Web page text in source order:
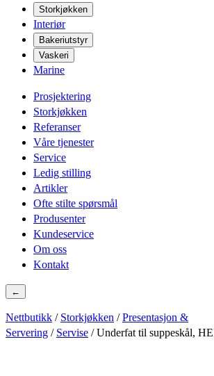
Storkjøkken
Interiør
Bakeriutstyr
Vaskeri
Marine
Prosjektering
Storkjøkken
Referanser
Våre tjenester
Service
Ledig stilling
Artikler
Ofte stilte spørsmål
Produsenter
Kundeservice
Om oss
Kontakt
←
Nettbutikk / Storkjøkken /Presentasjon &
Servering / Servise / Underfat til suppeskål,